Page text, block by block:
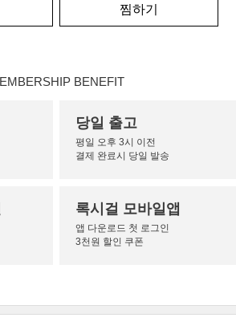
찜하기
BENEFIT
당일 출고
평일 오후 3시 이전
결제 완료시 당일 발송
록시걸 모바일앱
앱 다운로드 첫 로그인
3천원 할인 쿠폰